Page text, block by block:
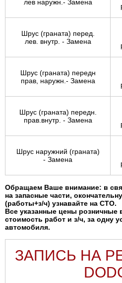
лев наружн.- Замена
Шрус (граната) перед.
лев. внутр. - Замена
Шрус (граната) передн
прав, наружн.- Замена
Шрус (граната) передн.
прав.внутр. - Замена
Шрус наружний (граната)
- Замена
Обращаем Ваше внимание: в
на запасные части,
(работы+з/ч) узнавайте на СТО.
Все указанные цены
стоимость работ и з/ч, за одну
автомобиля.
ЗАПИСЬ НА